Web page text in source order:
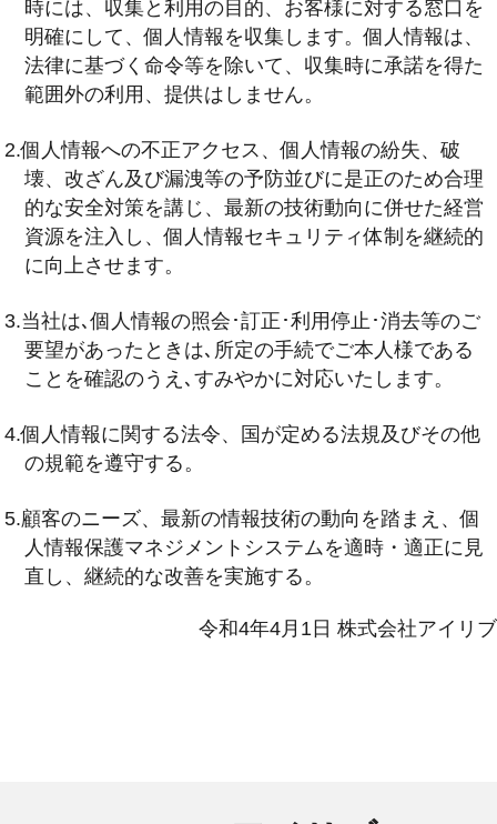
時には、収集と利用の目的、お客様に対する窓口を
明確にして、個人情報を収集します。個人情報は、
法律に基づく命令等を除いて、収集時に承諾を得た
範囲外の利用、提供はしません。
2.個人情報への不正アクセス、個人情報の紛失、破
壊、改ざん及び漏洩等の予防並びに是正のため合理
的な安全対策を講じ、最新の技術動向に併せた経営
資源を注入し、個人情報セキュリティ体制を継続的
に向上させます。
3.当社は､個人情報の照会･訂正･利用停止･消去等のご
要望があったときは､所定の手続でご本人様である
ことを確認のうえ､すみやかに対応いたします。
4.個人情報に関する法令、国が定める法規及びその他
の規範を遵守する。
5.顧客のニーズ、最新の情報技術の動向を踏まえ、個
人情報保護マネジメントシステムを適時・適正に見
直し、継続的な改善を実施する。
令和4年4月1日 株式会社アイリブ